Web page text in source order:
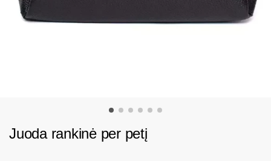
Juoda rankinė per petį